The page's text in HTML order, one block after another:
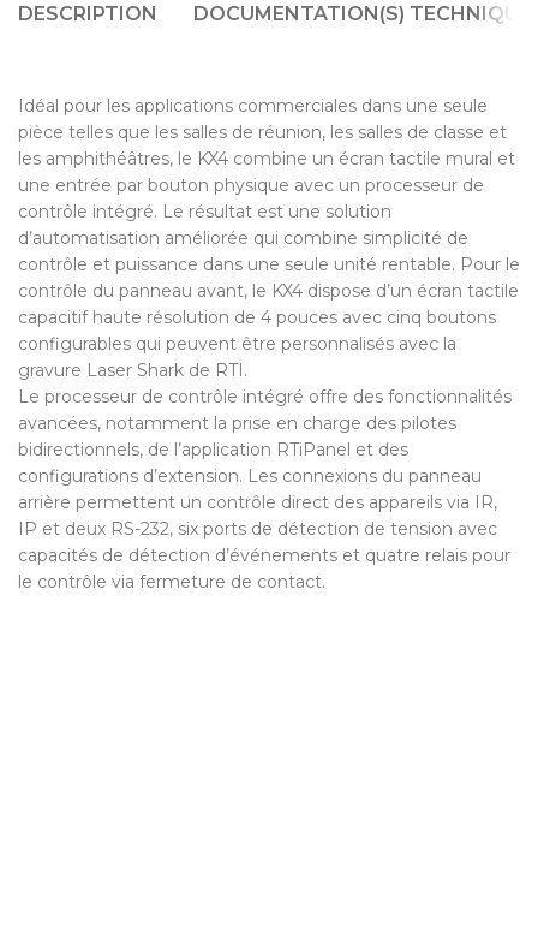
DESCRIPTION DOCUMENTATION(S)
Idéal pour les applications commerciales dans une seule
pièce telles que les salles de réunion, les salles de classe et
les amphithéâtres, le KX4 combine un écran tactile mural et
une entrée par bouton physique avec un processeur de
contrôle intégré. Le résultat est une solution
d’automatisation améliorée qui combine simplicité de
contrôle et puissance dans une seule unité rentable. Pour le
contrôle du panneau avant, le KX4 dispose d’un écran tactile
capacitif haute résolution de 4 pouces avec cinq boutons
configurables qui peuvent être personnalisés avec la
gravure Laser Shark de RTI.
Le processeur de contrôle intégré offre des fonctionnalités
avancées, notamment la prise en charge des pilotes
bidirectionnels, de l’application RTiPanel et des
configurations d’extension. Les connexions du panneau
arrière permettent un contrôle direct des appareils via IR,
IP et deux RS-232, six ports de détection de tension avec
capacités de détection d’événements et quatre relais pour
le contrôle via fermeture de contact.